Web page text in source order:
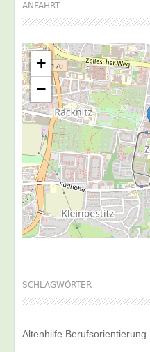
ANFAHRT
+
−
SCHLAGWÖRTER
Altenhilfe Berufsorientierung